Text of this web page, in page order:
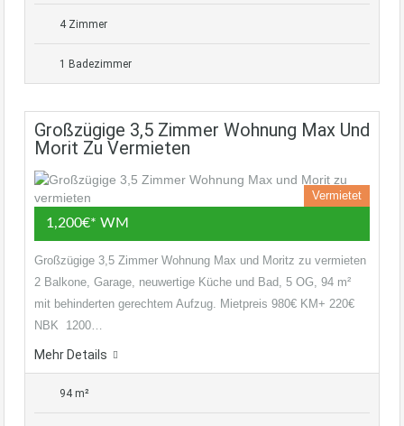
4 Zimmer
1 Badezimmer
Großzügige 3,5 Zimmer Wohnung Max Und
Morit Zu Vermieten
Vermietet
1,200€* WM
Großzügige 3,5 Zimmer Wohnung Max und Moritz zu vermieten
2 Balkone, Garage, neuwertige Küche und Bad, 5 OG, 94 m²
mit behinderten gerechtem Aufzug. Mietpreis 980€ KM+ 220€
NBK 1200…
Mehr Details
94 m²